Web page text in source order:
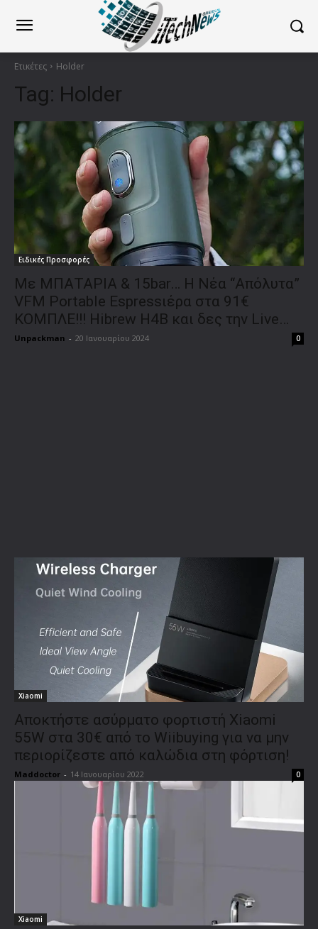
Ετικέτες Holder
Tag: Holder
Ειδικές Προσφορές
Με ΜΠΑΤΑΡΙΑ & 15bar… Η Νέα “Απόλυτα”
VFM Portable Espressιέρα στα 91€
ΚΟΜΠΛΕ!!! Hibrew H4B και δες την Live…
Unpackman - 20 Ιανουαρίου 2024 0
Xiaomi
Αποκτήστε ασύρματο φορτιστή Xiaomi
55W στα 30€ από το Wiibuying για να μην
περιορίζεστε από καλώδια στη φόρτιση!
Maddoctor - 14 Ιανουαρίου 2022 0
Xiaomi